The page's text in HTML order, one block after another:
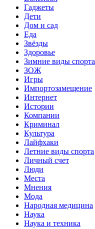
Гаджеты
Дети
Дом и сад
Еда
Звёзды
Здоровье
Зимние виды спорта
ЗОЖ
Игры
Импортозамещение
Интернет
Истории
Компании
Криминал
Культура
Лайфхаки
Летние виды спорта
Личный счет
Люди
Места
Мнения
Мода
Народная медицина
Наука
Наука и техника